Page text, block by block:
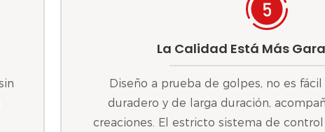
La Calidad Está Más
Diseño a prueba de golpes, no es
duradero y de larga duración,
creaciones. El estricto sistema de